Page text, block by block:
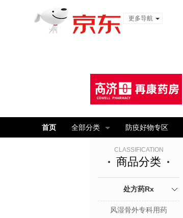
更多导航
首页 全部分类 防疫好物专区
CLASSIFICATION
商品分类
处方药Rx
风湿骨外专科用药